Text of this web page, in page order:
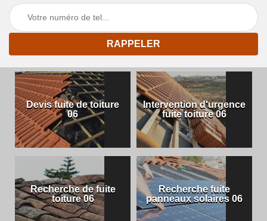
Devis fuite de toiture
06
Intervention d'urgence
fuite toiture 06
Recherche de fuite
toiture 06
Recherche fuite
panneaux solaires 06